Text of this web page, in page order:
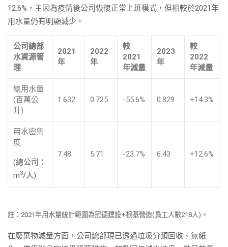
12.6%，主因為疫情後公司恢復正常上班模式，但相較於2021年
用水量仍有明顯減少。
公司總部
水資源管
理
2021
年
2022
年
較
2021
年減量
2023
年
較
2022
年減量
總用水量
(百萬公
升)
1.632 0.725 -55.6% 0.829 +14.3%
用水密集
度
(總公司：
m3/人)
7.48 5.71 -23.7% 6.43 +12.6%
註：2021年用水量統計範圍為冠德建設+根基營造(員工人數218人)。
在廢棄物減量方面，公司總部現已透過垃圾分類回收、無紙